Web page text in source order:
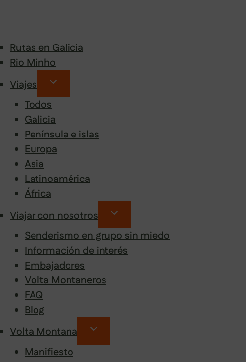
Rutas en Galicia
Rio Minho
Viajes
Todos
Galicia
Península e islas
Europa
Asia
Latinoamérica
África
Viajar con nosotros
Senderismo en grupo sin miedo
Información de interés
Embajadores
Volta Montaneros
FAQ
Blog
Volta Montana
Manifiesto